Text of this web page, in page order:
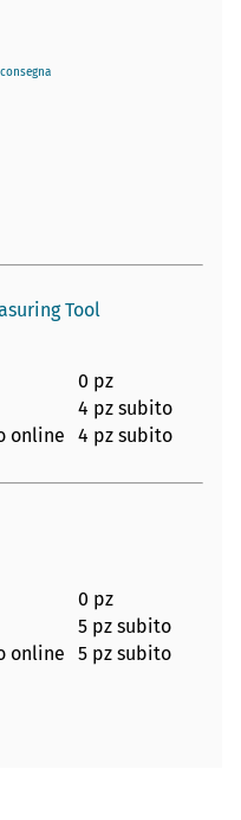
Tool
0 pz
4 pz subito
online
4 pz subito
0 pz
5 pz subito
online
5 pz subito